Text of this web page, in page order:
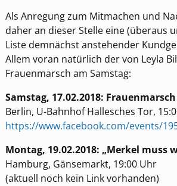
Als Anregung zum Mitmachen und
daher an dieser Stelle eine (überaus
Liste demnächst anstehender
Allem voran natürlich der von Leyla
Frauenmarsch am Samstag:
Samstag, 17.02.2018:
Berlin, U-Bahnhof Hallesches Tor,
https://www.facebook.com/events/
Montag, 19.02.2018: „Merkel muss
Hamburg, Gänsemarkt, 19:00 Uhr
(aktuell noch kein Link vorhanden)